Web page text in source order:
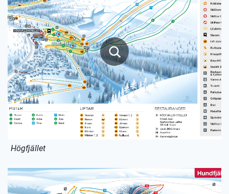
Högfjället